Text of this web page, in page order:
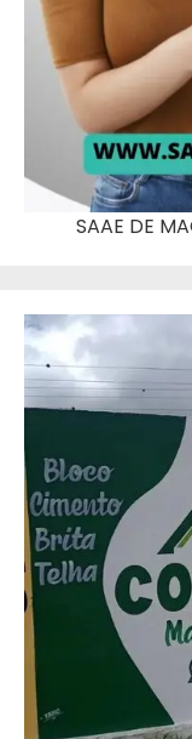
SAAE DE